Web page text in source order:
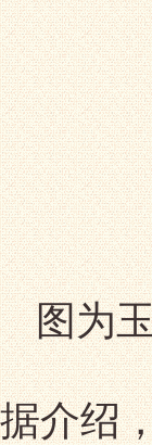
图为
据介绍